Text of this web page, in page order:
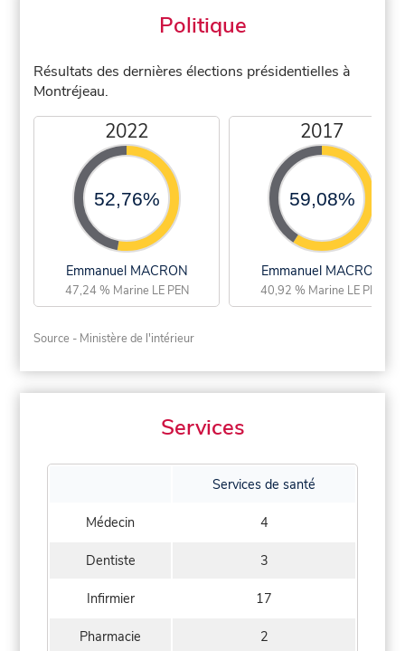
Politique
Résultats des dernières élections présidentielles à
Montréjeau.
2022
52,76%
Emmanuel MACRON
47,24 % Marine LE PEN
2017
59,08%
Emmanuel MACRON
40,92 % Marine LE PEN
Source - Ministère de l'intérieur
Services
Services de santé
Médecin 4
Dentiste 3
Infirmier 17
Pharmacie 2